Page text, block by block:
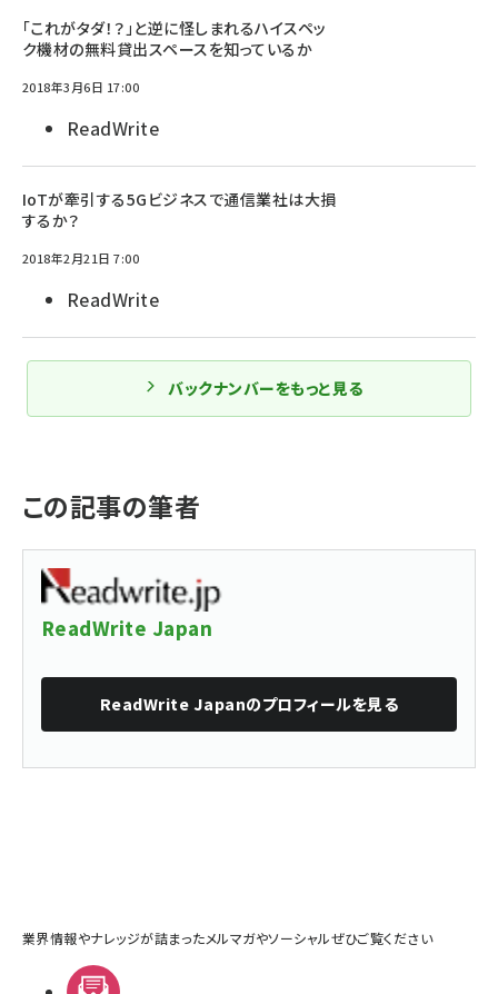
「これがタダ！？」と逆に怪しまれるハイスペッ
ク機材の無料貸出スペースを知っているか
2018年3月6日 17:00
ReadWrite
IoTが牽引する5Gビジネスで通信業社は大損
するか？
2018年2月21日 7:00
ReadWrite
バックナンバーをもっと見る
この記事の筆者
ReadWrite Japan
ReadWrite Japanのプロフィールを見る
業界情報やナレッジが詰まったメルマガやソーシャルぜひご覧ください